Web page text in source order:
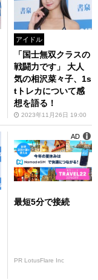
アイドル
「国士無双クラスの
戦闘力です」 大人
気の相沢菜々子、1s
tトレカについて感
想を語る！
2023年11月26日 19:00
最短5分で接続
PR LotusFlare Inc
AD